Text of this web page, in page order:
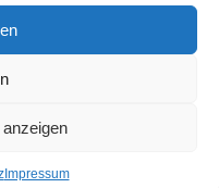
Impressum
2026